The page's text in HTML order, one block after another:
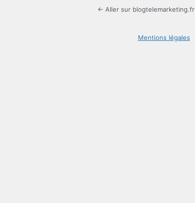
← Aller sur blogtelemarketing.fr
Mentions légales